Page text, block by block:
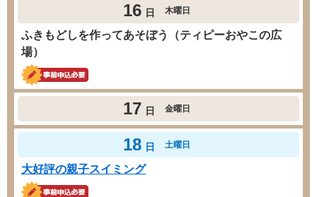
16 日 木曜日
ふきもどしを作ってあそぼう（ティピーおやこの広
場）
17 日 金曜日
18 日 土曜日
大好評の親子スイミング